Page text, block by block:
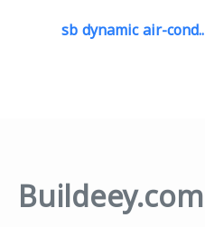
sb dynamic air-cond..
Buildeey.com